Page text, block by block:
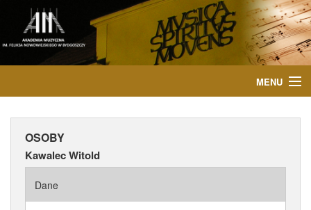
MENU
AKTUALNOŚCI
OSOBY
Kawalec Witold
Dane